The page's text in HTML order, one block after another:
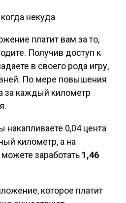
платит вам за то,
Получив доступ к
в своего рода игру,
По мере повышения
за каждый километр
0,04 цента
километр, а на
заработать 1,46
которое платит